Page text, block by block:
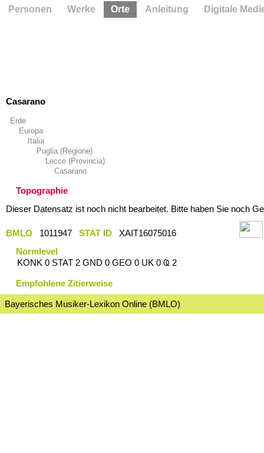
Casarano
Erde
Europa
Italia
Puglia (Regione)
Lecce (Provincia)
Casarano
Topographie
Dieser Datensatz ist noch nicht bearbeitet. Bitte haben Sie noch
BMLO 1011947 STAT ID
XAIT16075016
Normlevel
KONK 0 STAT 2 GND 0 GEO 0 UK 0 Ҩ 2
Empfohlene Zitierweise
Bayerisches Musiker-Lexikon Online (BMLO)
Personen Werke Orte Anleitung Digitale